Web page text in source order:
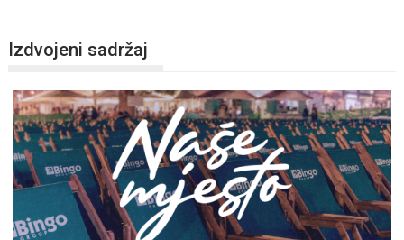
Izdvojeni sadržaj